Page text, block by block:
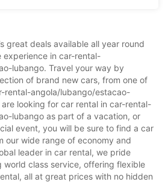
great deals available all year round
experience in car-rental-
lubango. Travel your way by
of brand new cars, from one of
rental-angola/lubango/estacao-
looking for car rental in car-rental-
lubango as part of a vacation, or
event, you will be sure to find a car
our wide range of economy and
leader in car rental, we pride
world class service, offering flexible
all at great prices with no hidden